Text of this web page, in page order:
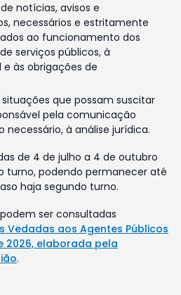
notícias, avisos e
necessários e estritamente
ao funcionamento dos
serviços públicos, à
às obrigações de
que possam suscitar
pela comunicação
necessário, à análise jurídica.
de 4 de julho a 4 de outubro
turno, podendo permanecer até
haja segundo turno.
ser consultadas
Vedadas aos Agentes Públicos
2026, elaborada pela
.